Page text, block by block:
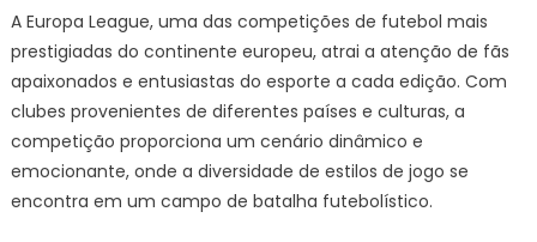
A Europa League, uma das competições de futebol mais
prestigiadas do continente europeu, atrai a atenção de fãs
apaixonados e entusiastas do esporte a cada edição. Com
clubes provenientes de diferentes países e culturas, a
competição proporciona um cenário dinâmico e
emocionante, onde a diversidade de estilos de jogo se
encontra em um campo de batalha futebolístico.